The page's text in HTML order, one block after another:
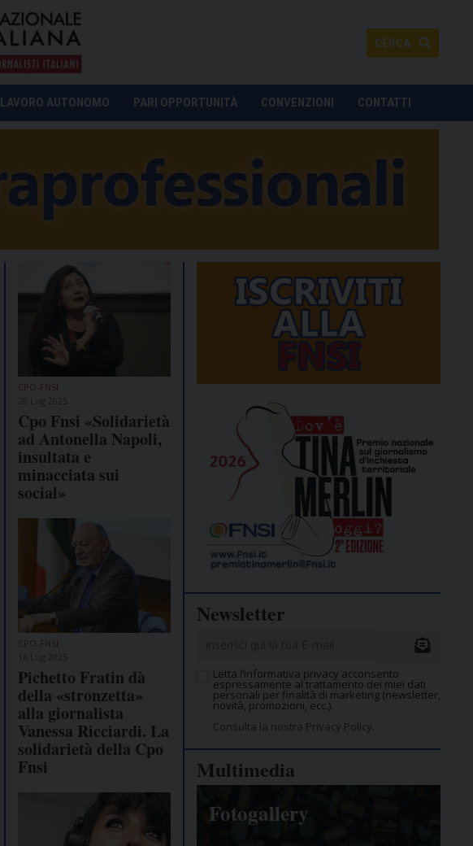
CERCA
LAVORO AUTONOMO PARI OPPORTUNITÀ CONVENZIONI CONTATTI
CPO-FNSI
Cpo Fnsi «Solidarietà
ad Antonella Napoli,
insultata e
minacciata sui
social»
CPO-FNSI
Pichetto Fratin dà
della «stronzetta»
alla giornalista
Vanessa Ricciardi. La
solidarietà della Cpo
Fnsi
Newsletter
Letta l’informativa privacy acconsento
espressamente al trattamento dei miei dati
personali per finalità di marketing (newsletter,
novità, promozioni, ecc.).
Consulta la nostra Privacy Policy.
Multimedia
Fotogallery